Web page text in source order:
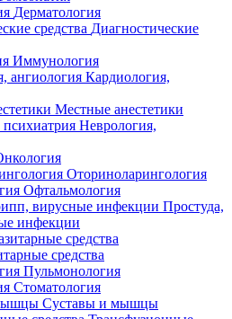
Дерматология
Диагностические
Иммунология
Кардиология,
Местные анестетики
Неврология,
Оториноларингология
Офтальмология
Простуда,
инфекции
средства
Пульмонология
Стоматология
Суставы и мышцы